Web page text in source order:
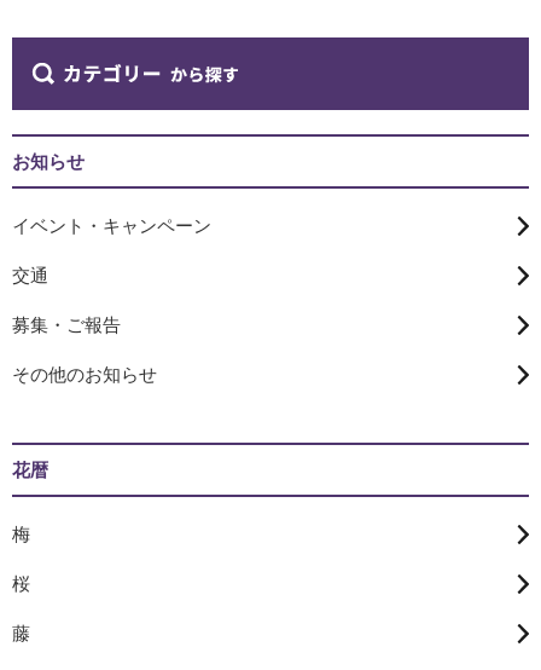
お知らせ
イベント・キャンペーン
交通
募集・ご報告
その他のお知らせ
花暦
梅
桜
藤